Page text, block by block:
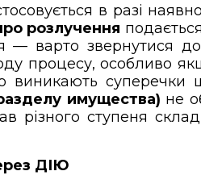
в разі
розлучення
варто звернутися
процесу, особливо
суперечки
имущества) не
різного ступеня
ДІЮ